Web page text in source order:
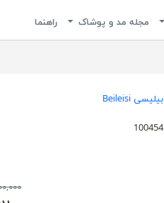
مجله مد و پوشاک راهنما
بیلیسی Beileisi
100454
۷۰۰,۰۰۰